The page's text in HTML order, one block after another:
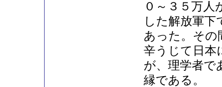
０～３５万
した解放軍
あった。その
辛うじて日本
が、理学者で
縁である。